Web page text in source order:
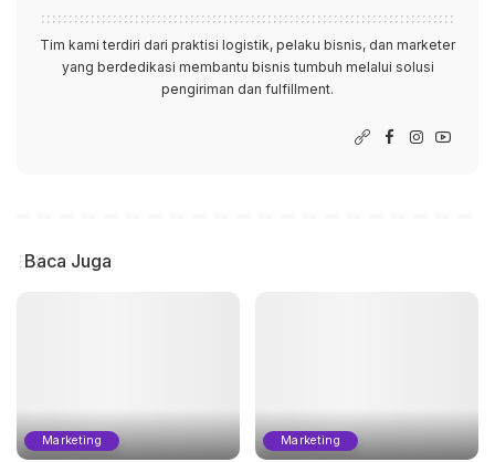
Tim kami terdiri dari praktisi logistik, pelaku bisnis, dan marketer
yang berdedikasi membantu bisnis tumbuh melalui solusi
pengiriman dan fulfillment.
Baca Juga
Marketing Marketing